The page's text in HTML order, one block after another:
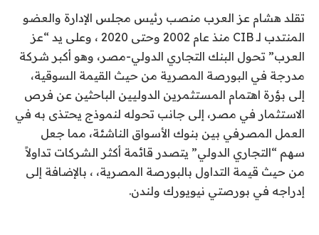
تقلد هشام عز العرب منصب رئيس مجلس الإدارة والعضو
المنتدب لـCIB
منذ عام 2002 وحتى 2020 ، وعلى يد “عز
العرب” تحول البنك التجاري الدولي-مصر، وهو أكبر شركة
مدرجة في البورصة المصرية من حيث القيمة السوقية،
إلى بؤرة اهتمام المستثمرين الدوليين الباحثين عن فرص
الاستثمار في مصر، إلى جانب تحوله لنموذج يحتذى به في
العمل المصرفي بين بنوك الأسواق الناشئة، مما جعل
سهم “التجاري الدولي” يتصدر قائمة أكثر الشركات تداولاً
من حيث قيمة التداول بالبورصة المصرية، ، بالإضافة إلى
إدراجه في بورصتي نيويورك ولندن.